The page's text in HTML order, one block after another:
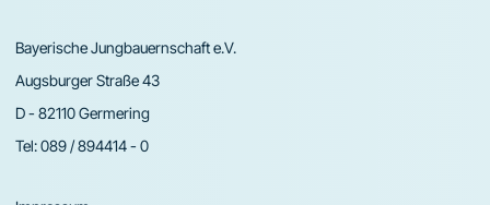
Bayerische Jungbauernschaft e.V.
Augsburger Straße 43
D - 82110 Germering
Tel:089 / 894414 - 0